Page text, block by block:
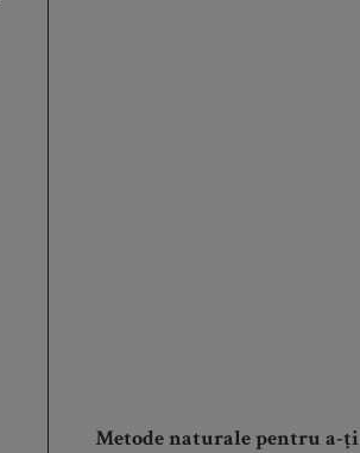
Metode naturale pentru a-ți